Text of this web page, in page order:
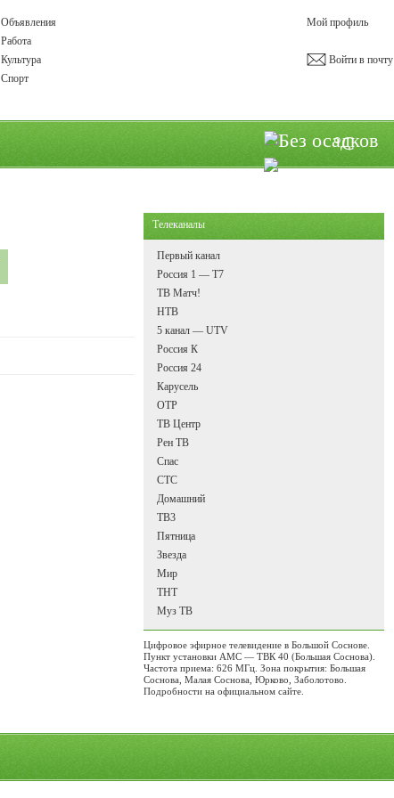
Объявления
Работа
Культура
Спорт
Мой профиль
Войти в почту
°C
Телеканалы
Первый канал
Россия 1 — Т7
ТВ Матч!
НТВ
5 канал — UTV
Россия К
Россия 24
Карусель
ОТР
ТВ Центр
Рен ТВ
Спас
СТС
Домашний
ТВ3
Пятница
Звезда
Мир
ТНТ
Муз ТВ
Цифровое эфирное телевидение в Большой Соснове.
Пункт установки АМС — ТВК 40 (Большая Соснова).
Частота приема: 626 МГц. Зона покрытия: Большая
Соснова, Малая Соснова, Юрково, Заболотово.
Подробности на официальном сайте